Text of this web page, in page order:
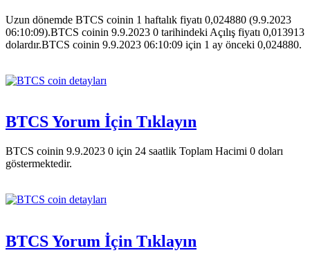
Uzun dönemde BTCS coinin 1 haftalık fiyatı 0,024880 (9.9.2023
06:10:09).BTCS coinin 9.9.2023 0 tarihindeki Açılış fiyatı 0,013913
dolardır.BTCS coinin 9.9.2023 06:10:09 için 1 ay önceki 0,024880.
BTCS Yorum İçin Tıklayın
BTCS coinin 9.9.2023 0 için 24 saatlik Toplam Hacimi 0 doları
göstermektedir.
BTCS Yorum İçin Tıklayın